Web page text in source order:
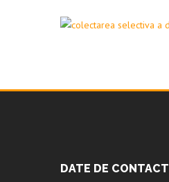
DATE DE CONTACT